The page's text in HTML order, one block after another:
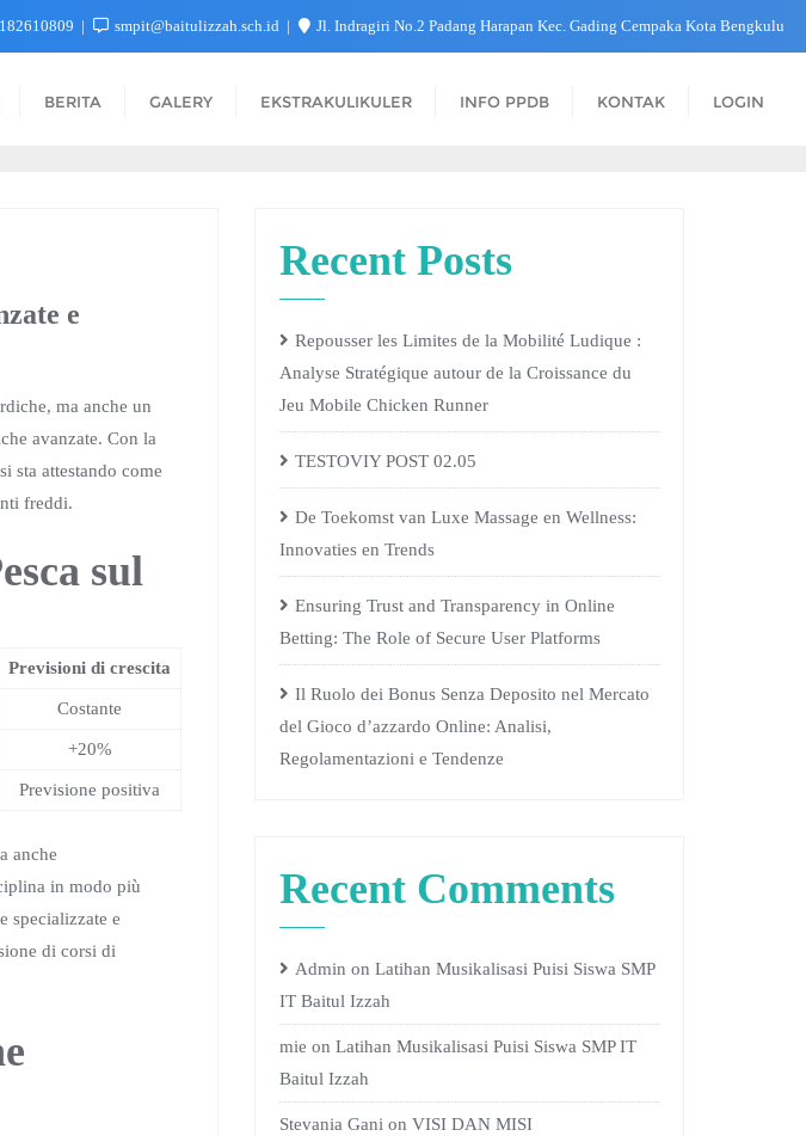
smpit@baitulizzah.sch.id Jl. Indragiri No.2 Padang Harapan Kec. Gading Cempaka Kota Bengkulu
BERITA GALERY EKSTRAKULIKULER INFO PPDB KONTAK LOGIN
e
ma anche un
avanzate. Con la
sta attestando come
freddi.
sul
Previsioni di crescita
Costante
+20%
Previsione positiva
anche
in modo più
specializzate e
di corsi di
Recent Posts
Repousser les Limites de la Mobilité Ludique :
Analyse Stratégique autour de la Croissance du
Jeu Mobile Chicken Runner
TESTOVIY POST 02.05
De Toekomst van Luxe Massage en Wellness:
Innovaties en Trends
Ensuring Trust and Transparency in Online
Betting: The Role of Secure User Platforms
Il Ruolo dei Bonus Senza Deposito nel Mercato
del Gioco d’azzardo Online: Analisi,
Regolamentazioni e Tendenze
Recent Comments
Admin on Latihan Musikalisasi Puisi Siswa SMP
IT Baitul Izzah
mie on Latihan Musikalisasi Puisi Siswa SMP IT
Baitul Izzah
Stevania Gani on VISI DAN MISI